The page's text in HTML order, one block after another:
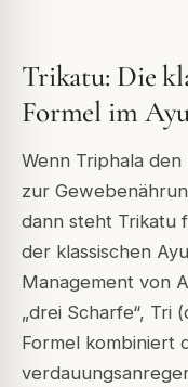
Trikatu: Die
Formel im
Wenn Triphala
zur
dann steht Trikatu
der klassischen
Management von
„drei Scharfe“, Tri
Formel kombiniert